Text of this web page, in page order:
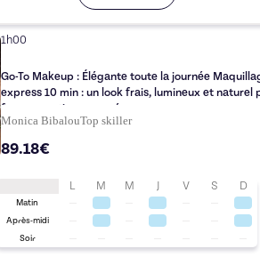
1h00
Go-To Makeup : Élégante toute la journée
express 10 min : un look frais, lumineux et naturel
femmes actives pressées
Monica BibalouTopskiller
89.18€
L M M J V S D
Matin
Après-midi
Soir